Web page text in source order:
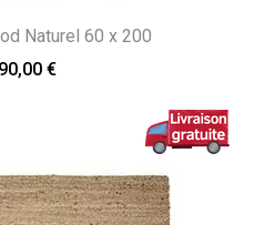
Naturel 60 x 200
90,00 €